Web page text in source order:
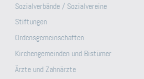
Sozialverbände / Sozialvereine
Stiftungen
Ordensgemeinschaften
Kirchengemeinden und Bistümer
Ärzte und Zahnärzte